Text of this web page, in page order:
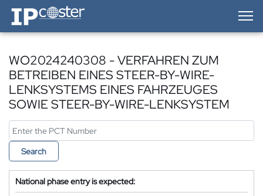
IP-Coster — Home
WO2024240308 - VERFAHREN ZUM
BETREIBEN EINES STEER-BY-WIRE-
LENKSYSTEMS EINES FAHRZEUGES
SOWIE STEER-BY-WIRE-LENKSYSTEM
Search
National phase entry is expected: